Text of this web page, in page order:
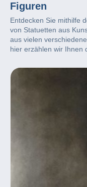
Figuren
Entdecken Sie mithilfe
von Statuetten aus
aus vielen
hier erzählen wir Ihnen